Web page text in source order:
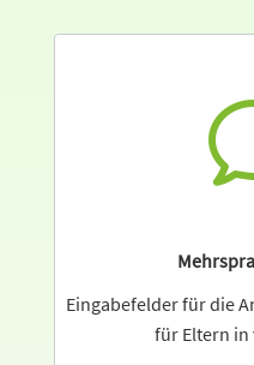
Eingabefelder für die
für Eltern in